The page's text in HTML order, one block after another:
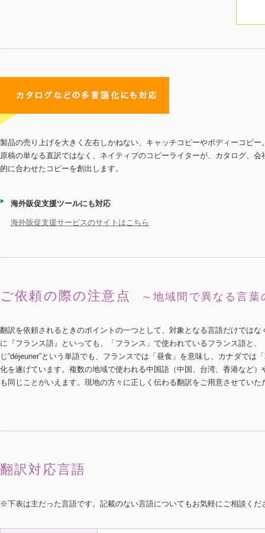
製品の売り上げを大きく左右しかねない、キャッチコピーやボディーコピー
原稿の単なる直訳ではなく、ネイティブのコピーライターが、カタログ、
的に合わせたコピーを創出します。
海外販促支援ツールにも対応
海外販促支援サービスのサイトはこちら
ご依頼の際の注意点 ～地域間で異なる言葉
翻訳を依頼されるときのポイントの一つとして、対象となる言語だけでは
に『フランス語』といっても、「フランス」で使われているフランス語と
じ“déjeuner”という単語でも、フランスでは「昼食」を意味し、カナダで
化を遂げています。複数の地域で使われる中国語（中国、台湾、香港など
も同じことがいえます。現地の方々に正しく伝わる翻訳をご用意させてい
翻訳対応言語
※下表は主だった言語です。記載のない言語についてもお気軽にご相談くだ